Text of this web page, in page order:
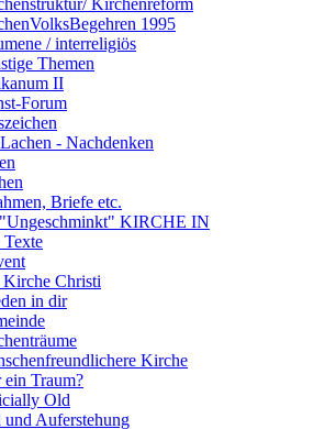
Kirchenreform
1995
/ interreligiös
Themen
II
Forum
- Nachdenken
Briefe etc.
KIRCHE IN
Texte
Christi
in dir
Kirche
ein Traum?
Old
und Auferstehung